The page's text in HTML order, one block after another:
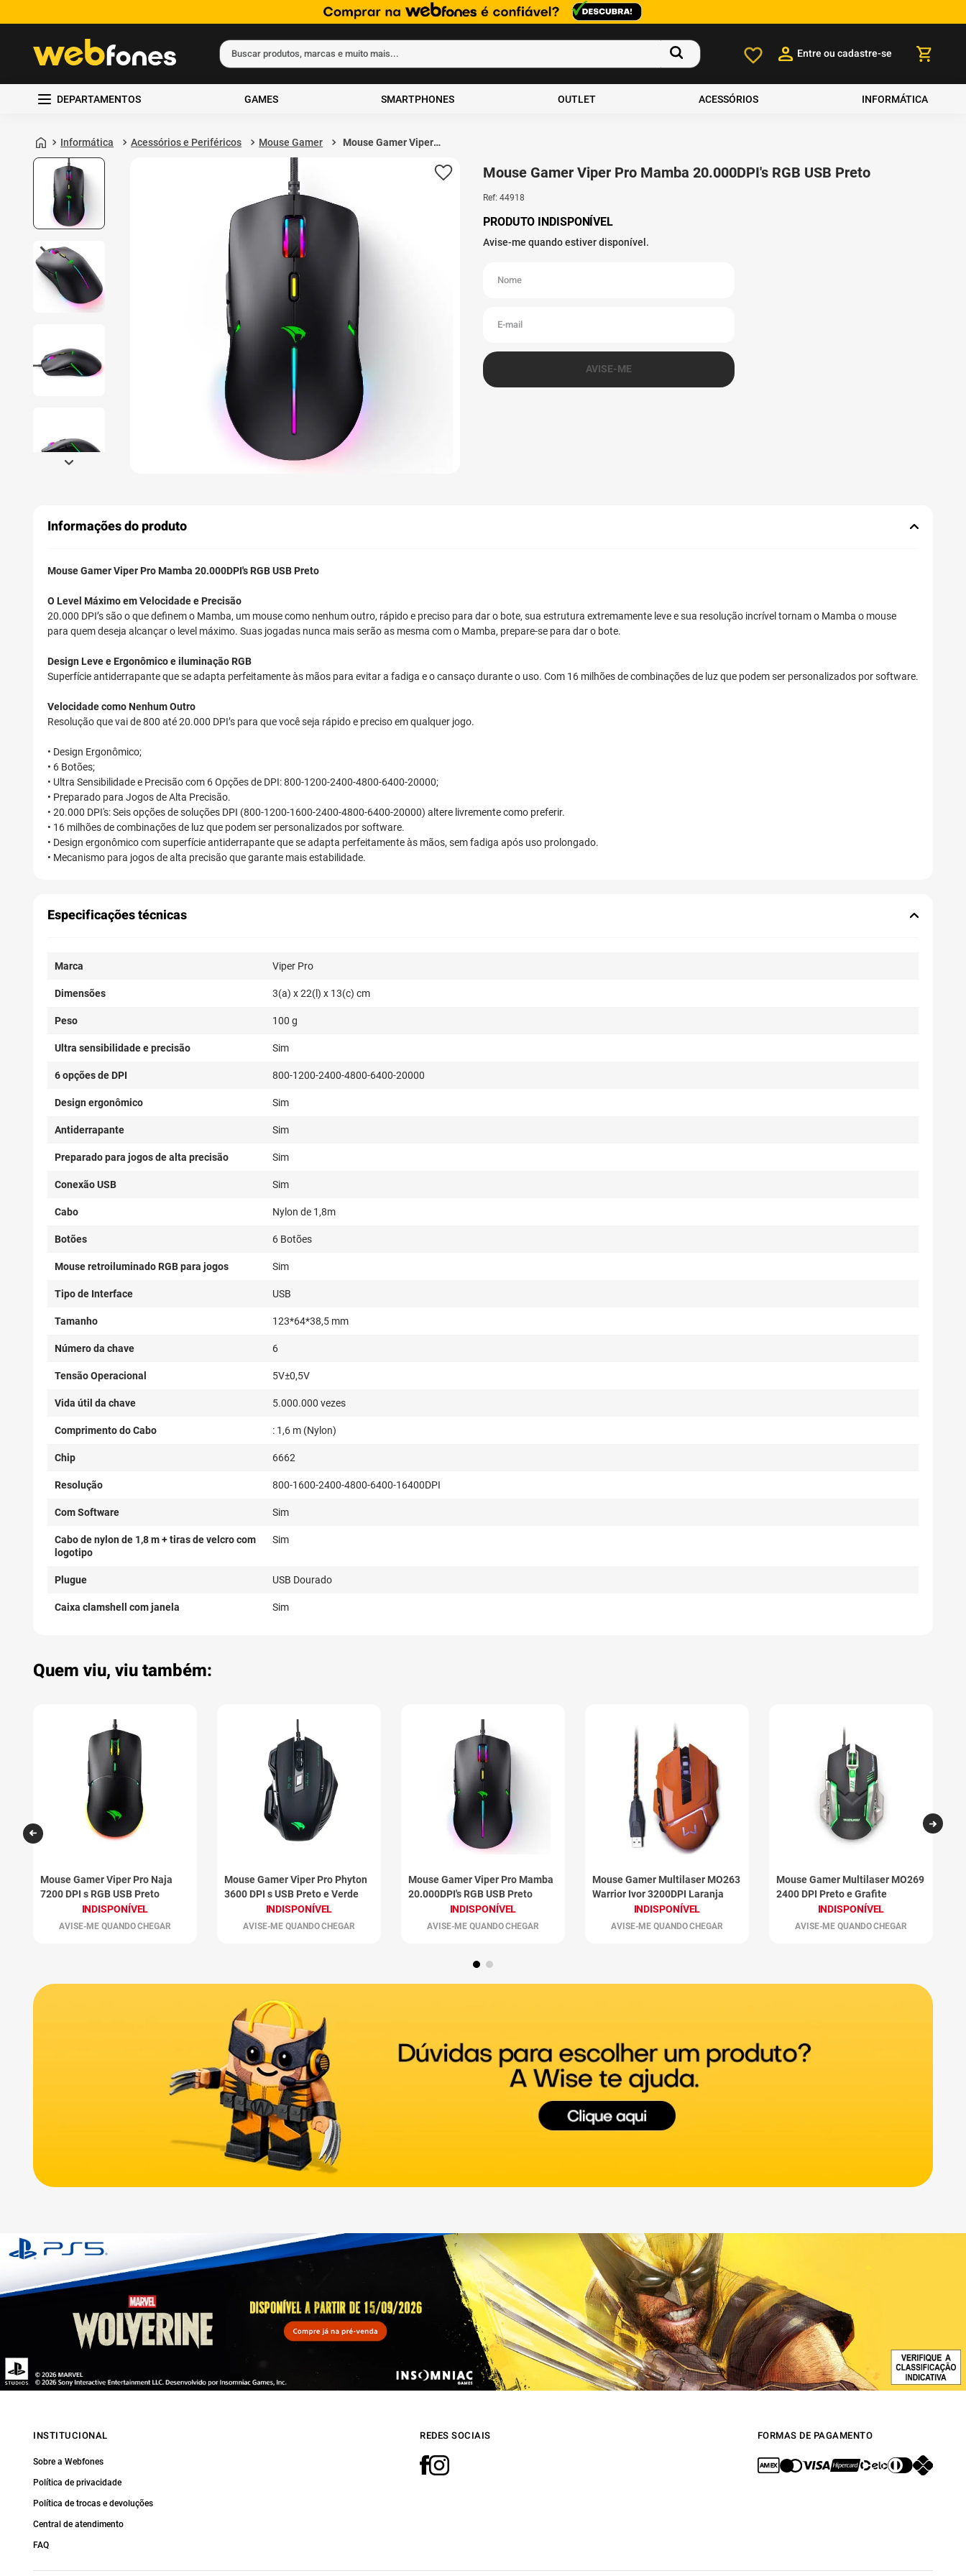
Buscar produtos, marcas e muito mais...
Entre ou cadastre-se
DEPARTAMENTOS GAMES SMARTPHONES OUTLET ACESSÓRIOS INFORMÁTICA
Informática Acessórios e Periféricos Mouse Gamer
Mouse Gamer Viper
Mouse Gamer Viper Pro Mamba 20.000DPI's RGB USB Preto
Ref: 44918
Informações do produto
Mouse Gamer Viper Pro Mamba 20.000DPI's RGB USB Preto
O Level Máximo em Velocidade e Precisão
20.000 DPI’s são o que definem o Mamba, um mouse como nenhum outro, rápido e preciso para dar o bote, sua estrutura extremamente leve e sua resolução incrível tornam o Mamba o mouse
para quem deseja alcançar o level máximo. Suas jogadas nunca mais serão as mesma com o Mamba, prepare-se para dar o bote.
Design Leve e Ergonômico e iluminação RGB
Superfície antiderrapante que se adapta perfeitamente às mãos para evitar a fadiga e o cansaço durante o uso. Com 16 milhões de combinações de luz que podem ser personalizados por software.
Velocidade como Nenhum Outro
Resolução que vai de 800 até 20.000 DPI’s para que você seja rápido e preciso em qualquer jogo.
• Design Ergonômico;
• 6 Botões;
• Ultra Sensibilidade e Precisão com 6 Opções de DPI: 800-1200-2400-4800-6400-20000;
• Preparado para Jogos de Alta Precisão.
• 20.000 DPI's: Seis opções de soluções DPI (800-1200-1600-2400-4800-6400-20000) altere livremente como preferir.
• 16 milhões de combinações de luz que podem ser personalizados por software.
• Design ergonômico com superfície antiderrapante que se adapta perfeitamente às mãos, sem fadiga após uso prolongado.
• Mecanismo para jogos de alta precisão que garante mais estabilidade.
Especificações técnicas
Marca Viper Pro
Dimensões 3(a) x 22(l) x 13(c) cm
Peso 100 g
Ultra sensibilidade e precisão Sim
6 opções de DPI 800-1200-2400-4800-6400-20000
Design ergonômico Sim
Antiderrapante Sim
Preparado para jogos de alta precisão Sim
Conexão USB Sim
Cabo Nylon de 1,8m
Botões 6 Botões
Mouse retroiluminado RGB para jogos Sim
Tipo de Interface USB
Tamanho 123*64*38,5 mm
Número da chave 6
Tensão Operacional 5V±0,5V
Vida útil da chave 5.000.000 vezes
Comprimento do Cabo : 1,6 m (Nylon)
Chip 6662
Resolução 800-1600-2400-4800-6400-16400DPI
Com Software Sim
Cabo de nylon de 1,8 m + tiras de velcro com
logotipo
Sim
Plugue USB Dourado
Caixa clamshell com janela Sim
Quem viu, viu também:
Mouse Gamer Viper Pro Naja
7200 DPI s RGB USB Preto
INDISPONÍVEL
AVISE-ME QUANDO CHEGAR
Mouse Gamer Viper Pro Phyton
3600 DPI s USB Preto e Verde
INDISPONÍVEL
AVISE-ME QUANDO CHEGAR
Mouse Gamer Viper Pro Mamba
20.000DPI's RGB USB Preto
INDISPONÍVEL
AVISE-ME QUANDO CHEGAR
Mouse Gamer Multilaser MO263
Warrior Ivor 3200DPI Laranja
INDISPONÍVEL
AVISE-ME QUANDO CHEGAR
Mouse Gamer Multilaser MO269
2400 DPI Preto e Grafite
INDISPONÍVEL
AVISE-ME QUANDO CHEGAR
INSTITUCIONAL
Sobre a Webfones
Política de privacidade
Política de trocas e devoluções
Central de atendimento
FAQ
REDES SOCIAIS FORMAS DE PAGAMENTO
Termos mais buscados
gift card
smartphone
5º